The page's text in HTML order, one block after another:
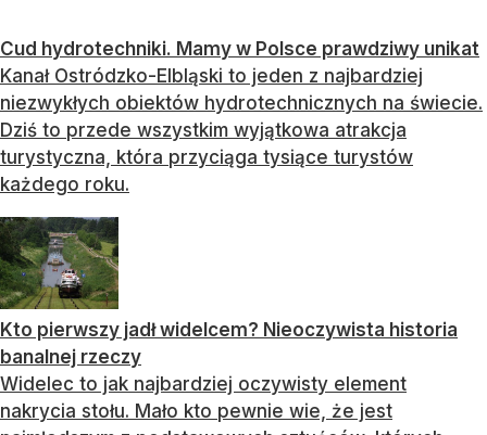
Cud hydrotechniki. Mamy w Polsce prawdziwy unikat
Kanał Ostródzko-Elbląski to jeden z najbardziej
niezwykłych obiektów hydrotechnicznych na świecie.
Dziś to przede wszystkim wyjątkowa atrakcja
turystyczna, która przyciąga tysiące turystów
każdego roku.
Kto pierwszy jadł widelcem? Nieoczywista historia
banalnej rzeczy
Widelec to jak najbardziej oczywisty element
nakrycia stołu. Mało kto pewnie wie, że jest